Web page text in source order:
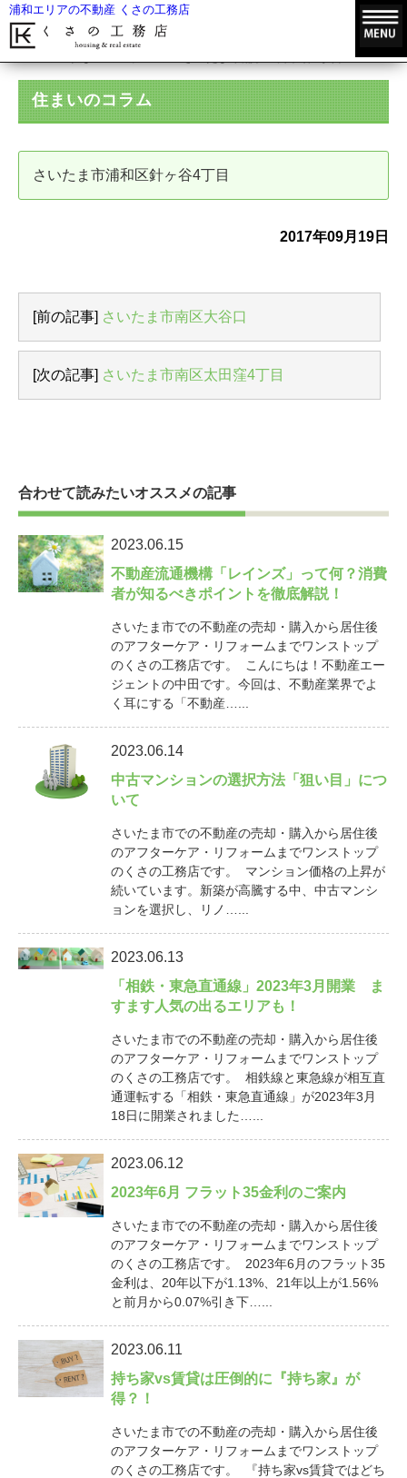
浦和エリアの不動産 くさの工務店
住まいのコラム
さいたま市浦和区針ヶ谷4丁目
2017年09月19日
[前の記事] さいたま市南区大谷口
[次の記事] さいたま市南区太田窪4丁目
合わせて読みたいオススメの記事
2023.06.15
不動産流通機構「レインズ」って何？消費
者が知るべきポイントを徹底解説！
さいたま市での不動産の売却・購入から居住後
のアフターケア・リフォームまでワンストップ
のくさの工務店です。 こんにちは！不動産エー
ジェントの中田です。今回は、不動産業界でよ
く耳にする「不動産…...
2023.06.14
中古マンションの選択方法「狙い目」につ
いて
さいたま市での不動産の売却・購入から居住後
のアフターケア・リフォームまでワンストップ
のくさの工務店です。 マンション価格の上昇が
続いています。新築が高騰する中、中古マンシ
ョンを選択し、リノ…...
2023.06.13
「相鉄・東急直通線」2023年3月開業 ま
すます人気の出るエリアも！
さいたま市での不動産の売却・購入から居住後
のアフターケア・リフォームまでワンストップ
のくさの工務店です。 相鉄線と東急線が相互直
通運転する「相鉄・東急直通線」が2023年3月
18日に開業されました…...
2023.06.12
2023年6月 フラット35金利のご案内
さいたま市での不動産の売却・購入から居住後
のアフターケア・リフォームまでワンストップ
のくさの工務店です。 2023年6月のフラット35
金利は、20年以下が1.13%、21年以上が1.56%
と前月から0.07%引き下…...
2023.06.11
持ち家vs賃貸は圧倒的に『持ち家』が
得？！
さいたま市での不動産の売却・購入から居住後
のアフターケア・リフォームまでワンストップ
のくさの工務店です。 『持ち家vs賃貸ではどち